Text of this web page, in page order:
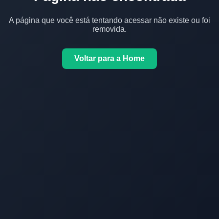
A página que você está tentando acessar não existe ou foi
removida.
Voltar para a Home